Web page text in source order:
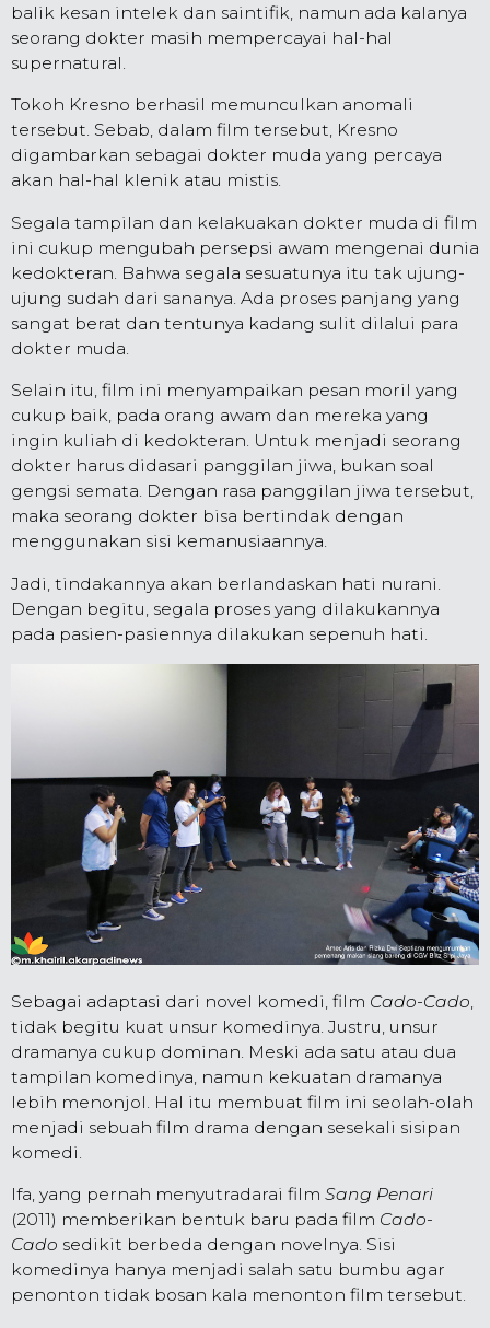
balik kesan intelek dan saintifik, namun ada kalanya
seorang dokter masih mempercayai hal-hal
supernatural.
Tokoh Kresno berhasil memunculkan anomali
tersebut. Sebab, dalam film tersebut, Kresno
digambarkan sebagai dokter muda yang percaya
akan hal-hal klenik atau mistis.
Segala tampilan dan kelakuakan dokter muda di film
ini cukup mengubah persepsi awam mengenai dunia
kedokteran. Bahwa segala sesuatunya itu tak ujung-
ujung sudah dari sananya. Ada proses panjang yang
sangat berat dan tentunya kadang sulit dilalui para
dokter muda.
Selain itu, film ini menyampaikan pesan moril yang
cukup baik, pada orang awam dan mereka yang
ingin kuliah di kedokteran. Untuk menjadi seorang
dokter harus didasari panggilan jiwa, bukan soal
gengsi semata. Dengan rasa panggilan jiwa tersebut,
maka seorang dokter bisa bertindak dengan
menggunakan sisi kemanusiaannya.
Jadi, tindakannya akan berlandaskan hati nurani.
Dengan begitu, segala proses yang dilakukannya
pada pasien-pasiennya dilakukan sepenuh hati.
Sebagai adaptasi dari novel komedi, film Cado-Cado
tidak begitu kuat unsur komedinya. Justru, unsur
dramanya cukup dominan. Meski ada satu atau dua
tampilan komedinya, namun kekuatan dramanya
lebih menonjol. Hal itu membuat film ini seolah-olah
menjadi sebuah film drama dengan sesekali sisipan
komedi.
Ifa, yang pernah menyutradarai film Sang Penari
(2011) memberikan bentuk baru pada film Cado-
Cado sedikit berbeda dengan novelnya. Sisi
komedinya hanya menjadi salah satu bumbu agar
penonton tidak bosan kala menonton film tersebut.